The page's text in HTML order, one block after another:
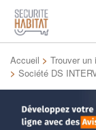
Accueil > Trouver un
> Société DS